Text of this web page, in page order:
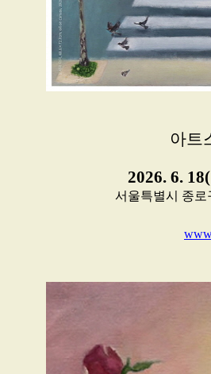
아트
2026. 6.
서울특별시 종로